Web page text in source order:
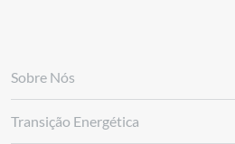
Sobre Nós
Transição Energética